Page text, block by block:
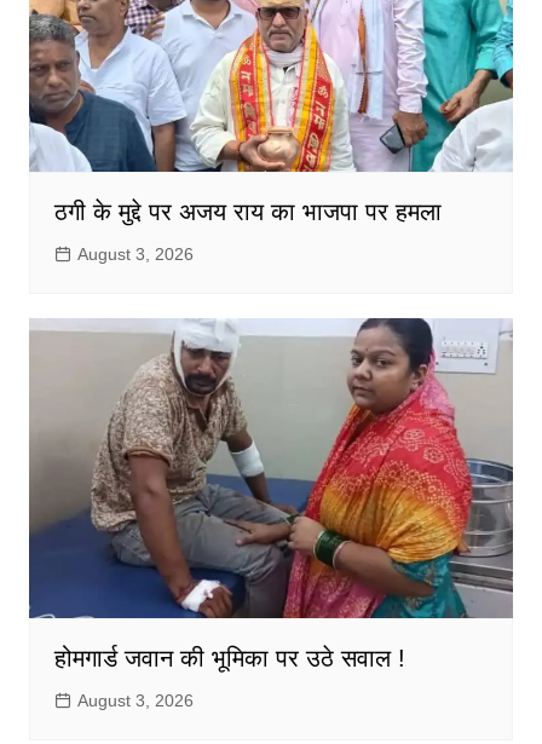
ठगी के मुद्दे पर अजय राय का भाजपा पर हमला
August 3, 2026
होमगार्ड जवान की भूमिका पर उठे सवाल !
August 3, 2026